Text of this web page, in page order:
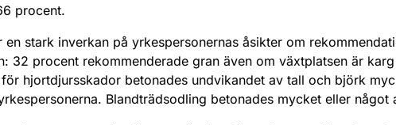
procent.
en stark inverkan på yrkespersonernas åsikter om
32 procent rekommenderade gran även om växtplatsen är
hjortdjursskador betonades undvikandet av tall och björk
Blandträdsodling betonades mycket eller något